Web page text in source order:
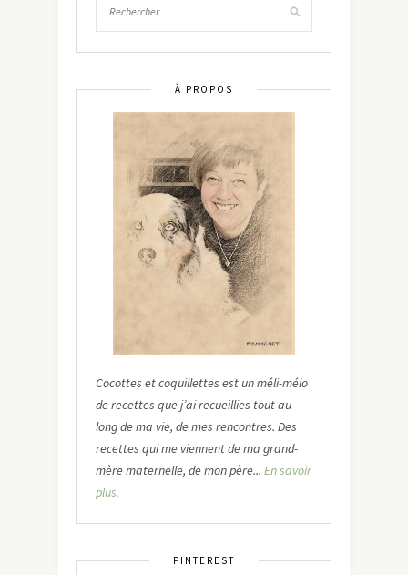
À PROPOS
Cocottes et coquillettes est un méli-mélo
de recettes que j’ai recueillies tout au
long de ma vie, de mes rencontres. Des
recettes qui me viennent de ma grand-
mère maternelle, de mon père... En savoir
plus.
PINTEREST